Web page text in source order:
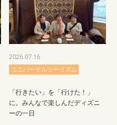
2026.07.16
ユニバーサルツーリズム
「行きたい」を「行けた！」
に。みんなで楽しんだディズニ
ーの一日